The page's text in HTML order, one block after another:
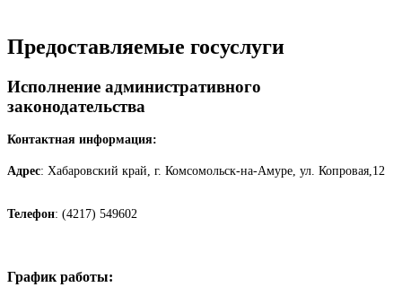
Предоставляемые госуслуги
Исполнение административного
законодательства
Контактная информация:
Адрес: Хабаровский край, г. Комсомольск-на-Амуре, ул. Копровая,12
Телефон: (4217) 549602
График работы: